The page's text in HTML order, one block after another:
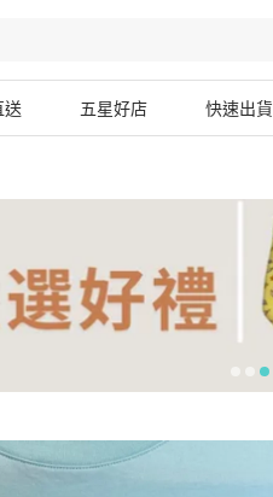
送 五星好店 快速出貨